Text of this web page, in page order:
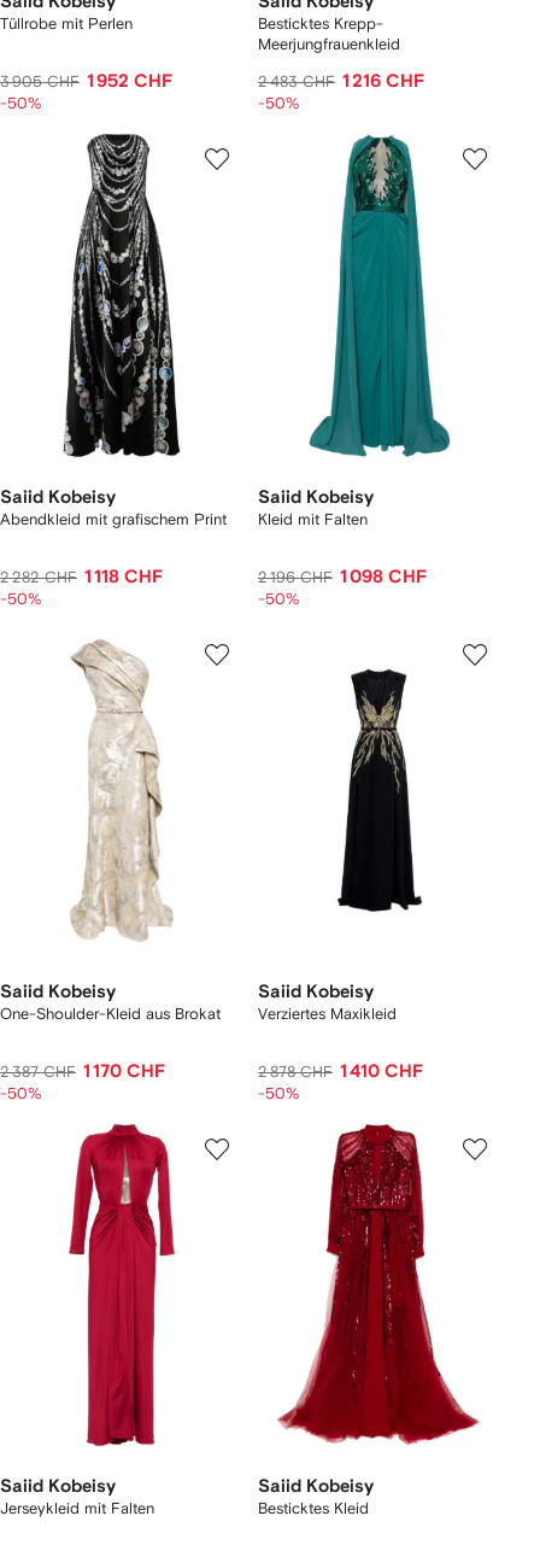
Tüllrobe mit Perlen
3 905 CHF 1 952 CHF
-50%
Besticktes Krepp-
Meerjungfrauenkleid
2 483 CHF 1 216 CHF
-50%
Saiid Kobeisy
Abendkleid mit grafischem Print
2 282 CHF 1 118 CHF
-50%
Saiid Kobeisy
Kleid mit Falten
2 196 CHF 1 098 CHF
-50%
Saiid Kobeisy
One-Shoulder-Kleid aus Brokat
2 387 CHF 1 170 CHF
-50%
Saiid Kobeisy
Verziertes Maxikleid
2 878 CHF 1 410 CHF
-50%
Saiid Kobeisy
Jerseykleid mit Falten
Saiid Kobeisy
Besticktes Kleid